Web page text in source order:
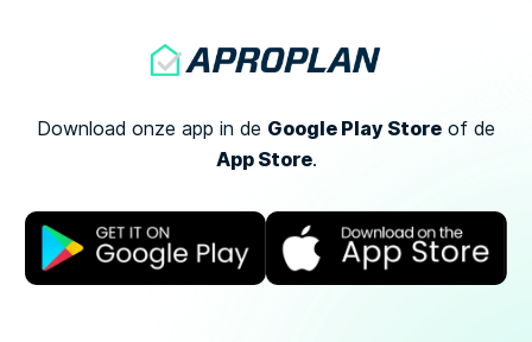
Download onze app in de Google Play Store of de
App Store.